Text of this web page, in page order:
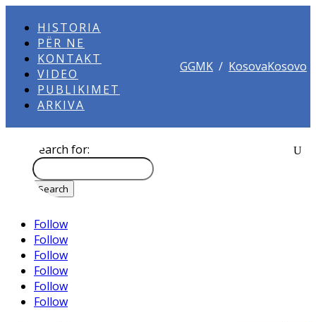
HISTORIA
PËR NE
KONTAKT
VIDEO
PUBLIKIMET
ARKIVA
GGMK / KosovaKosovo
Search for:
Follow
Follow
Follow
Follow
Follow
Follow